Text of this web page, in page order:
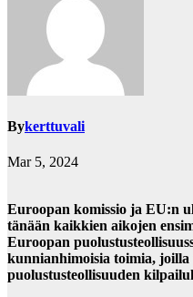
Bykerttuvali
Mar 5, 2024
Euroopan komissio ja EU:n
tänään kaikkien aikojen
Euroopan
kunnianhimoisia toimia,
puolustusteollisuuden